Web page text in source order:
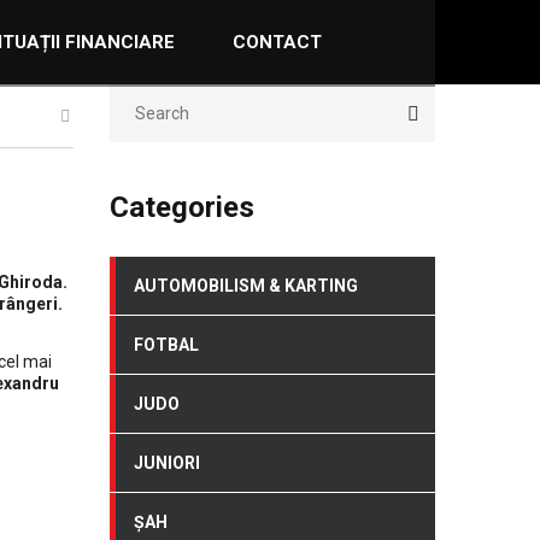
FINANCIARE CONTACT
mai
Categories
AUTOMOBILISM & KARTING
FOTBAL
JUDO
JUNIORI
ȘAH